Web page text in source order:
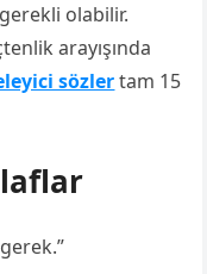
olabilir.
arayışında
sözlertam 15